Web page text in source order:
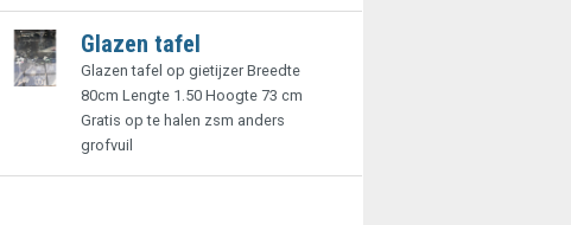
Glazen tafel
Glazen tafel op gietijzer Breedte
80cm Lengte 1.50 Hoogte 73 cm
Gratis op te halen zsm anders
grofvuil